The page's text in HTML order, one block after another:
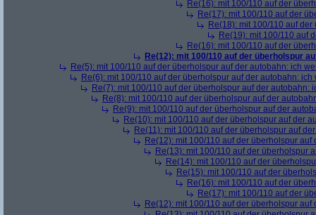
Re(16): mit 100/110 auf der
Re(17): mit 100/110 auf der
Re(18): mit 100/110 auf
Re(19): mit 100/110 auf
Re(16): mit 100/110 auf der
Re(12): mit 100/110 auf der überholspur
Re(5): mit 100/110 auf der überholspur auf der autobahn: ich
Re(6): mit 100/110 auf der überholspur auf der autobahn:
Re(7): mit 100/110 auf der überholspur auf der autobahn:
Re(8): mit 100/110 auf der überholspur auf der
Re(9): mit 100/110 auf der überholspur auf der
Re(10): mit 100/110 auf der überholspur auf der
Re(11): mit 100/110 auf der überholspur auf
Re(12): mit 100/110 auf der überholspur
Re(13): mit 100/110 auf der überholspur
Re(14): mit 100/110 auf der
Re(15): mit 100/110 auf der
Re(16): mit 100/110 auf der
Re(17): mit 100/110 auf der
Re(12): mit 100/110 auf der überholspur